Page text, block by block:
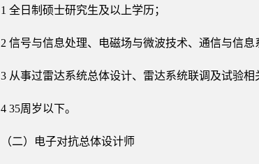
1 全日制硕士研究生及以上学历；
2 信号与信息处理、电磁场与微波技术、通信与信息
3 从事过雷达系统总体设计、雷达系统联调及试验相
4 35周岁以下。
（二）电子对抗总体设计师